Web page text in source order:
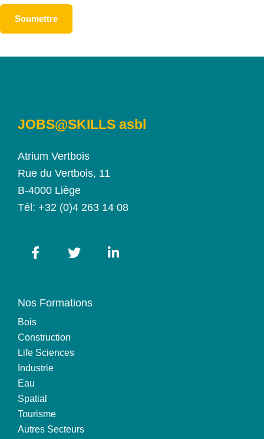
JOBS@SKILLS asbl
Atrium Vertbois
Rue du Vertbois, 11
B-4000 Liège
Tél: +32 (0)4 263 14 08
Nos Formations
Bois
Construction
Life Sciences
Industrie
Eau
Spatial
Tourisme
Autres Secteurs